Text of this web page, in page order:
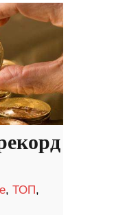
, ТОП,